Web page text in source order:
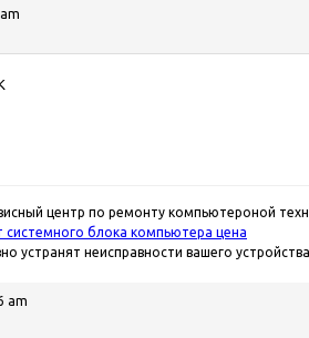
центр по ремонту компьютероной
системного блока компьютера цена
устранят неисправности вашего
am